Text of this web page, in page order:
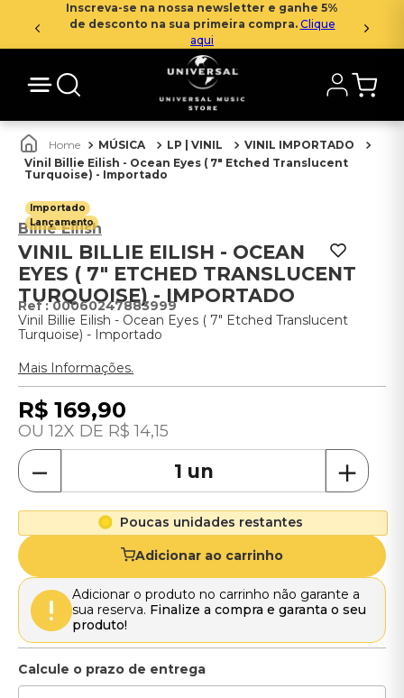
Inscreva-se na nossa newsletter e ganhe 5%
de desconto na sua primeira compra. Clique
aqui
MÚSICA LP | VINIL
VINIL IMPORTADO
Vinil Billie Eilish - Ocean Eyes ( 7" Etched Translucent
Turquoise) - Importado
Importado
Lançamento
Billie Eilish
VINIL BILLIE EILISH - OCEAN
EYES ( 7" ETCHED TRANSLUCENT
TURQUOISE) - IMPORTADO
:00060247883999
Vinil Billie Eilish - Ocean Eyes ( 7" Etched Translucent
Turquoise) - Importado
Mais Informações.
R$ 169,90
12 R$ 14,15
＋
－
Poucas unidades restantes
Adicionar ao carrinho
Adicionar o produto no carrinho não garante a
sua reserva. Finalize a compra e garanta o seu
produto!